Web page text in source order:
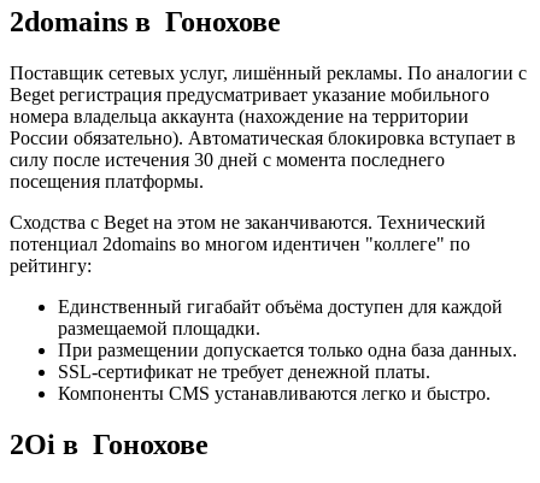
2domains в Гонохове
Поставщик сетевых услуг, лишённый рекламы. По аналогии с
Beget регистрация предусматривает указание мобильного
номера владельца аккаунта (нахождение на территории
России обязательно). Автоматическая блокировка вступает в
силу после истечения 30 дней с момента последнего
посещения платформы.
Сходства с Beget на этом не заканчиваются. Технический
потенциал 2domains во многом идентичен "коллеге" по
рейтингу:
Единственный гигабайт объёма доступен для каждой
размещаемой площадки.
При размещении допускается только одна база данных.
SSL-сертификат не требует денежной платы.
Компоненты CMS устанавливаются легко и быстро.
2Oi в Гонохове